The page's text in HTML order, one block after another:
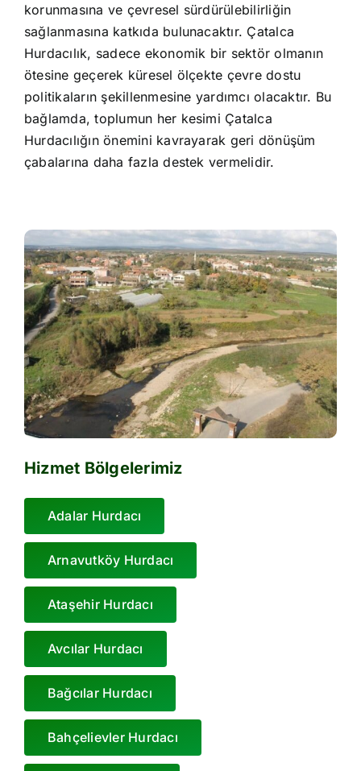
korunmasına ve çevresel sürdürülebilirliğin
sağlanmasına katkıda bulunacaktır. Çatalca
Hurdacılık, sadece ekonomik bir sektör olmanın
ötesine geçerek küresel ölçekte çevre dostu
politikaların şekillenmesine yardımcı olacaktır. Bu
bağlamda, toplumun her kesimi Çatalca
Hurdacılığın önemini kavrayarak geri dönüşüm
çabalarına daha fazla destek vermelidir.
Hizmet Bölgelerimiz
Adalar Hurdacı
Arnavutköy Hurdacı
Ataşehir Hurdacı
Avcılar Hurdacı
Bağcılar Hurdacı
Bahçelievler Hurdacı